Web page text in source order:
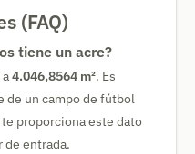
(FAQ)
tiene un acre?
4.046,8564 m². Es
de un campo de fútbol
proporciona este dato
de entrada.